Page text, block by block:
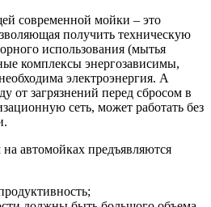
современной мойки – это
получить техническую
использования (мытья
комплексы энергозависимы,
электроэнергия. А
от загрязнений перед сбросом в
сеть, может работать без
автомойках предъявляются